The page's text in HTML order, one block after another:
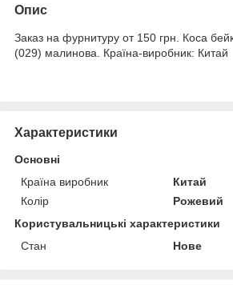
Опис
Заказ на фурнитуру от 150 грн. Коса
(029) малинова. Країна-виробник: Китай
Характеристики
Основні
Країна виробник
Китай
Колір
Рожевий
Користувальницькі характеристики
Стан
Нове